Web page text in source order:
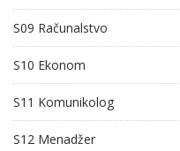
S09 Računalstvo
S10 Ekonom
S11 Komunikolog
S12 Menadžer